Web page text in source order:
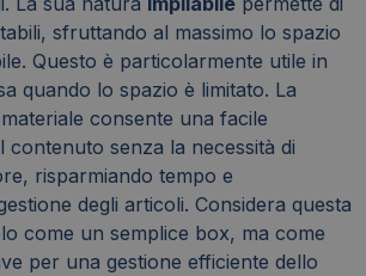
sfruttando al massimo lo spazio
Questo è particolarmente utile in
quando lo spazio è limitato. La
consente una facile
contenuto senza la necessità di
risparmiando tempo e
degli articoli. Considera questa
come un semplice box, ma come
per una gestione efficiente dello